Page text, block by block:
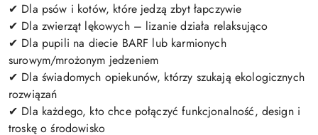
✔ Dla psów i kotów, które jedzą zbyt łapczywie
✔ Dla zwierząt lękowych – lizanie działa relaksująco
✔ Dla pupili na diecie BARF lub karmionych
surowym/mrożonym jedzeniem
✔ Dla świadomych opiekunów, którzy szukają ekologicznych
rozwiązań
✔ Dla każdego, kto chce połączyć funkcjonalność, design i
troskę o środowisko